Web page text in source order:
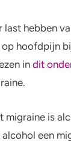
last hebben
hoofdpijn
in dit
migraine is
een